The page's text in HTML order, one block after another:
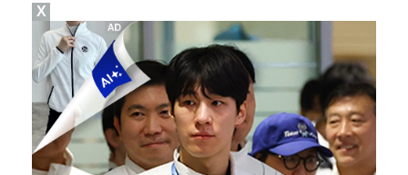
'1라운드 115위' 김민별, 2라운드 7타 줄이며 7…
폭발물 지킨 안보현, '악마 교관' 정은채와 재회(재벌…
외신까지 퍼지고 있는 축구협회 성접대 논란…2002 한…
'오징어 게임' 미국판 스핀오프, 제작 무산설 "넷플릭…
X